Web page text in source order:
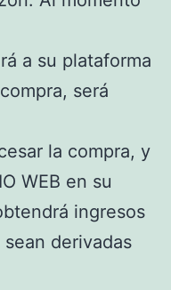
a su plataforma
será
la compra, y
WEB en su
ingresos
derivadas